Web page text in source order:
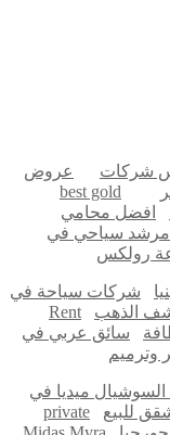
شركات
عروض
best gold
افضل محامي
مرشد سياحي في
رولكس
شركات سياحة في
الذهب
Rent
سائق عربي في
وترميم
السوشيال ميديا في
للبيع
private